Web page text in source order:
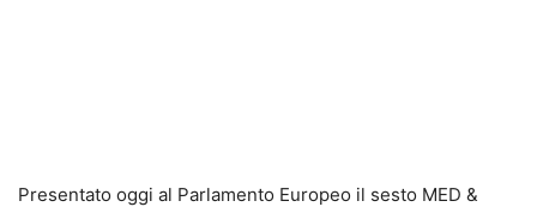
Presentato oggi al Parlamento Europeo il sesto MED &